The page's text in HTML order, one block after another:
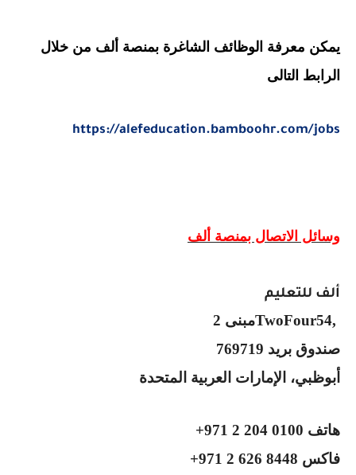
يمكن معرفة الوظائف الشاغرة بمنصة ألف من خلال
الرابط التالى
https://alefeducation.bamboohr.com/jobs
وسائل الاتصال بمنصة ألف
ألف للتعليم
TwoFour54,مبنى 2
صندوق بريد 769719
أبوظبي، الإمارات العربية المتحدة
هاتف +971 2 204 0100
فاكس +971 2 626 8448